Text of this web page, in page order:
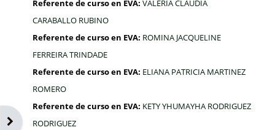
Open block drawer
Referente de curso en EVA: VALERIA CLAUDIA
CARABALLO RUBINO
Referente de curso en EVA: ROMINA JACQUELINE
FERREIRA TRINDADE
Referente de curso en EVA: ELIANA PATRICIA MARTINEZ
ROMERO
Referente de curso en EVA: KETY YHUMAYHA RODRIGUEZ
RODRIGUEZ